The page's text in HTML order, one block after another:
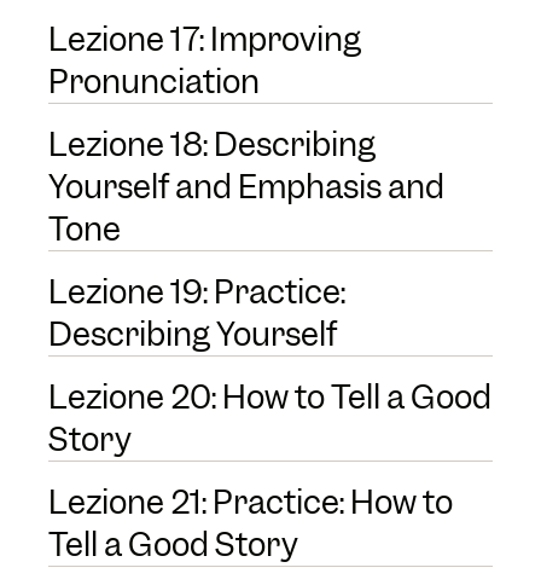
Lezione 17: Improving
Pronunciation
Lezione 18: Describing
Yourself and Emphasis and
Tone
Lezione 19: Practice:
Describing Yourself
Lezione 20: How to Tell a Good
Story
Lezione 21: Practice: How to
Tell a Good Story